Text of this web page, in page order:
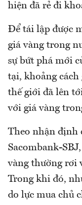
hiện đã rẻ đi
Để tái lập được
giá vàng trong
sự bứt phá mới
tại, khoảng cách
thế giới đã lên
với giá vàng
Theo nhận định
Sacombank-
vàng thường rơi
Trong khi đó,
do lực mua chủ